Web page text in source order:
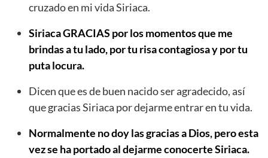
cruzado en mi vida Siriaca.
Siriaca GRACIAS por los momentos que me
brindas a tu lado, por tu risa contagiosa y por tu
puta locura.
Dicen que es de buen nacido ser agradecido, así
que gracias Siriaca por dejarme entrar en tu vida.
Normalmente no doy las gracias a Dios, pero esta
vez se ha portado al dejarme conocerte Siriaca.